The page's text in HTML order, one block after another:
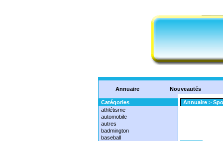
Annuaire Nouveautés
Catégories
athlétisme
automobile
autres
badmington
baseball
Annuaire >